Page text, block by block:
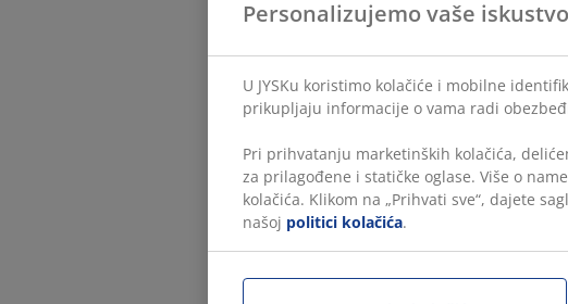
Personalizujemo vaše iskustvo
U JYSKu koristimo kolačiće i mobilne
prikupljaju informacije o vama radi
Pri prihvatanju marketinških kolačića,
za prilagođene i statičke oglase. Više o
kolačića. Klikom na „Prihvati sve“, dajete
našoj politici kolačića.